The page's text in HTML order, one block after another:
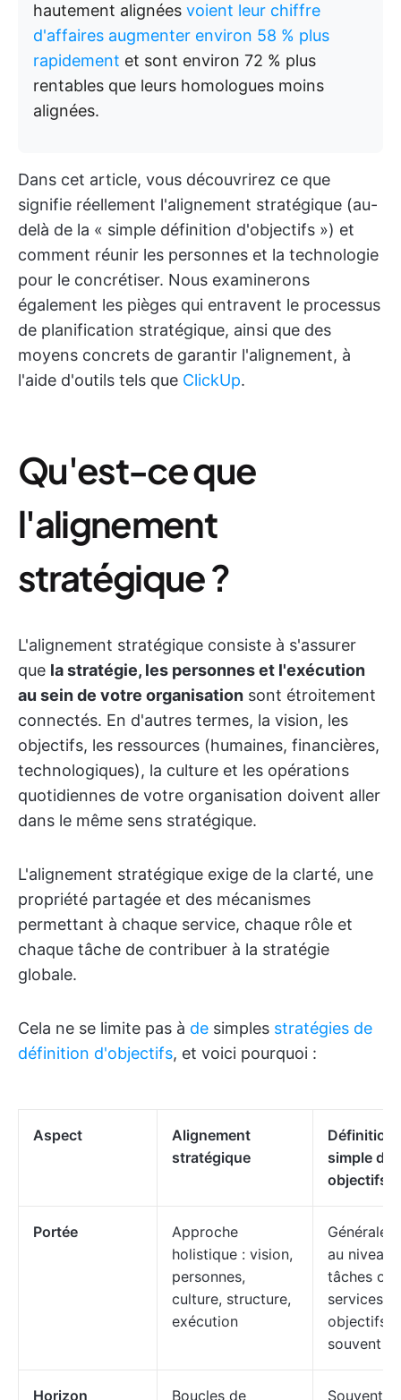
hautement alignées voient leur chiffre
d'affaires augmenter environ 58 % plus
rapidement et sont environ 72 % plus
rentables que leurs homologues moins
alignées.
Dans cet article, vous découvrirez ce que
signifie réellement l'alignement stratégique (au-
delà de la « simple définition d'objectifs ») et
comment réunir les personnes et la technologie
pour le concrétiser. Nous examinerons
également les pièges qui entravent le processus
de planification stratégique, ainsi que des
moyens concrets de garantir l'alignement, à
l'aide d'outils tels que ClickUp.
Qu'est-ce que
l'alignement
stratégique ?
L'alignement stratégique consiste à s'assurer
que la stratégie, les personnes et l'exécution
au sein de votre organisation sont étroitement
connectés. En d'autres termes, la vision, les
objectifs, les ressources (humaines, financières,
technologiques), la culture et les opérations
quotidiennes de votre organisation doivent aller
dans le même sens stratégique.
L'alignement stratégique exige de la clarté, une
propriété partagée et des mécanismes
permettant à chaque service, chaque rôle et
chaque tâche de contribuer à la stratégie
globale.
Cela ne se limite pas à de simples stratégies de
définition d'objectifs, et voici pourquoi :
Aspect
Alignement
stratégique
Définition
simple des
objectifs
Portée
Approche
holistique : vision,
personnes,
culture, structure,
exécution
au niveau
tâches ou
services ;
objectifs
souvent
Horizon Boucles de Souvent à